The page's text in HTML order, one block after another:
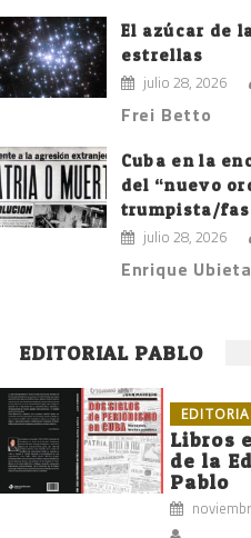
El azúcar de
estrellas
julio 28, 2026
Frei Betto
Cuba en la
del “nuevo
trumpista/
julio 28, 2026
Enrique
EDITORIAL PABLO
Libros
de la
Pablo